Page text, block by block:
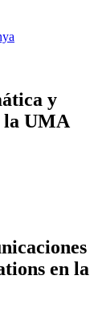
y
la UMA
en la